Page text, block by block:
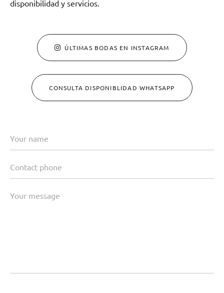
disponibilidad y servicios.
ÚLTIMAS BODAS EN INSTAGRAM
CONSULTA DISPONIBLIDAD WHATSAPP